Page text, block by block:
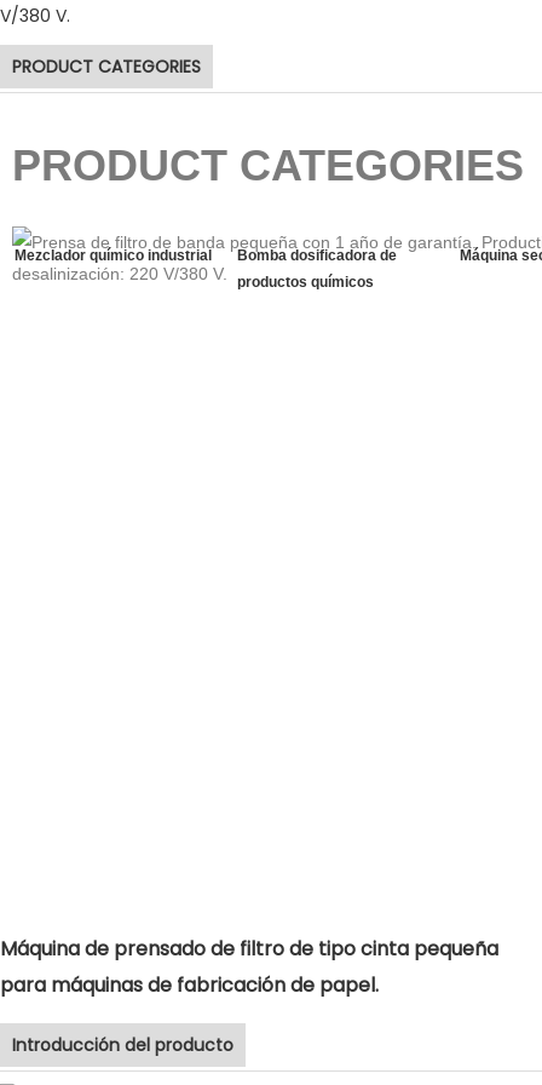
PRODUCT CATEGORIES
PRODUCT CATEGORIES
Mezclador químico industrial
Bomba dosificadora de
productos químicos
Máquina
Máquina de prensado de filtro de tipo cinta pequeña
para máquinas de fabricación de papel.
Introducción del producto